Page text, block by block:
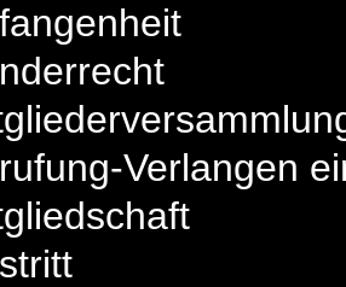
Verlangen